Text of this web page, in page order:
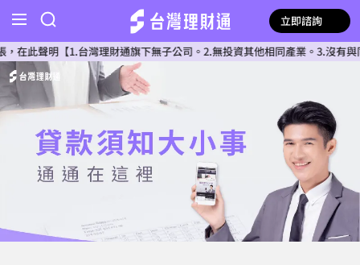
立即諮詢
【1.台灣理財通旗下無子公司。2.無投資其他相同產業。3.沒有與同類型